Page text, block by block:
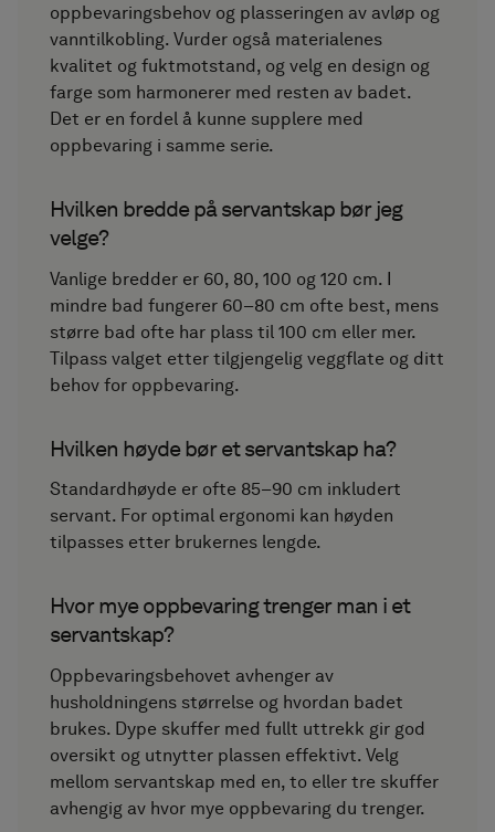
oppbevaringsbehov og plasseringen av avløp og
vanntilkobling. Vurder også materialenes
kvalitet og fuktmotstand, og velg en design og
farge som harmonerer med resten av badet.
Det er en fordel å kunne supplere med
oppbevaring i samme serie.
Hvilken bredde på servantskap bør jeg
velge?
Vanlige bredder er 60, 80, 100 og 120 cm. I
mindre bad fungerer 60–80 cm ofte best, mens
større bad ofte har plass til 100 cm eller mer.
Tilpass valget etter tilgjengelig veggflate og ditt
behov for oppbevaring.
Hvilken høyde bør et servantskap ha?
Standardhøyde er ofte 85–90 cm inkludert
servant. For optimal ergonomi kan høyden
tilpasses etter brukernes lengde.
Hvor mye oppbevaring trenger man i et
servantskap?
Oppbevaringsbehovet avhenger av
husholdningens størrelse og hvordan badet
brukes. Dype skuffer med fullt uttrekk gir god
oversikt og utnytter plassen effektivt. Velg
mellom servantskap med en, to eller tre skuffer
avhengig av hvor mye oppbevaring du trenger.